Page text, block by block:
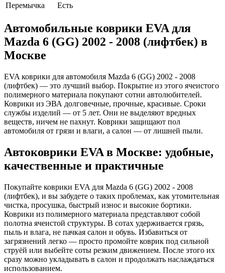
Перемычка
Есть
Автомобильные коврики EVA для
Mazda 6 (GG) 2002 - 2008 (лифтбек) в
Москве
EVA коврики для автомобиля Mazda 6 (GG) 2002 - 2008
(лифтбек) — это лучший выбор. Покрытие из этого ячеистого
полимерного материала покупают сотни автолюбителей.
Коврики из ЭВА долговечные, прочные, красивые. Сроки
службы изделий — от 5 лет. Они не выделяют вредных
веществ, ничем не пахнут. Коврики защищают пол
автомобиля от грязи и влаги, а салон — от лишней пыли.
Автоковрики EVA в Москве: удобные,
качественные и практичные
Покупайте коврики EVA для Mazda 6 (GG) 2002 - 2008
(лифтбек), и вы забудете о таких проблемах, как утомительная
чистка, просушка, быстрый износ и высокие бортики.
Коврики из полимерного материала представляют собой
полотна ячеистой структуры. В сотах удерживается грязь,
пыль и влага, не пачкая салон и обувь. Избавиться от
загрязнений легко — просто промойте коврик под сильной
струёй или выбейте соты резким движением. После этого их
сразу можно укладывать в салон и продолжать наслаждаться
использованием.